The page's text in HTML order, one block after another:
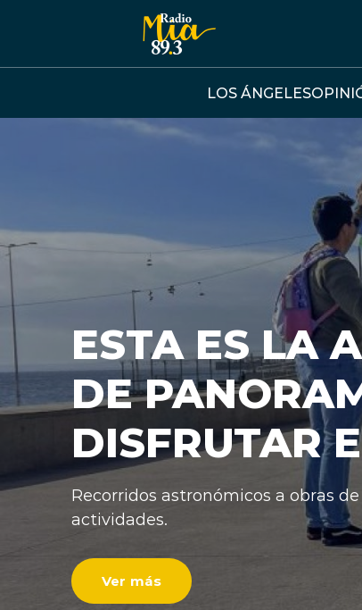
LOS ÁNGELES
ESTA ES LA
DE
DISFRUTAR
Recorridos astronómicos a obras
actividades.
Ver más